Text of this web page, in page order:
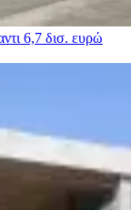
6,7 δισ. ευρώ